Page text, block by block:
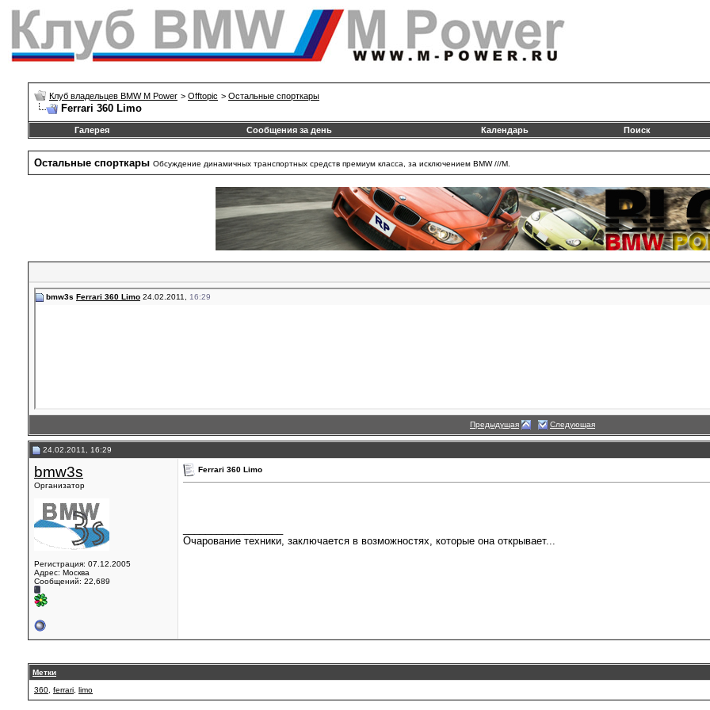
Клуб владельцев BMW M Power > Offtopic > Остальные спорткары
Ferrari 360 Limo
Галерея Сообщения за день Календарь Поиск
Остальные спорткары Обсуждение динамичных транспортных средств премиум класса, за исключением BMW ///M.
bmw3s Ferrari 360 Limo 24.02.2011, 16:29
Предыдущая Следующая
24.02.2011, 16:29
bmw3s
Организатор
Регистрация: 07.12.2005
Адрес: Москва
Сообщений: 22,689
Ferrari 360 Limo
Очарование техники, заключается в возможностях, которые она открывает...
Метки
360 ferrari limo